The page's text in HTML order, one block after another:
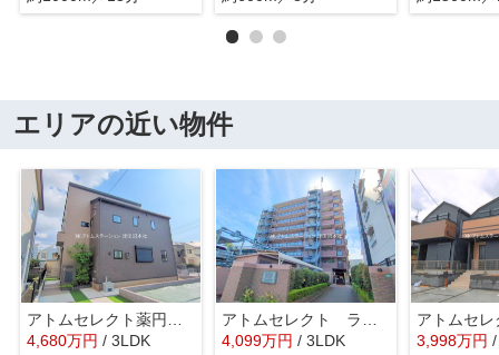
エリアの近い物件
アトムセレクト薬円台４号棟
4,680万円 / 3LDK
アトムセレクト ライオンズマンション津田沼前原第二 ９階
4,099万円 / 3LDK 3,998万円